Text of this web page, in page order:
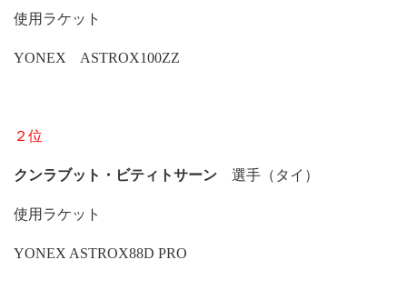
使用ラケット
YONEX ASTROX100ZZ
２位
クンラブット・ビティトサーン 選手（タイ）
使用ラケット
YONEX ASTROX88D PRO